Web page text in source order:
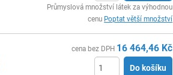
Průmyslová množství látek za výhodnou
cenu Poptat větší množství
cena bez DPH 16 464,46 Kč
Do košíku